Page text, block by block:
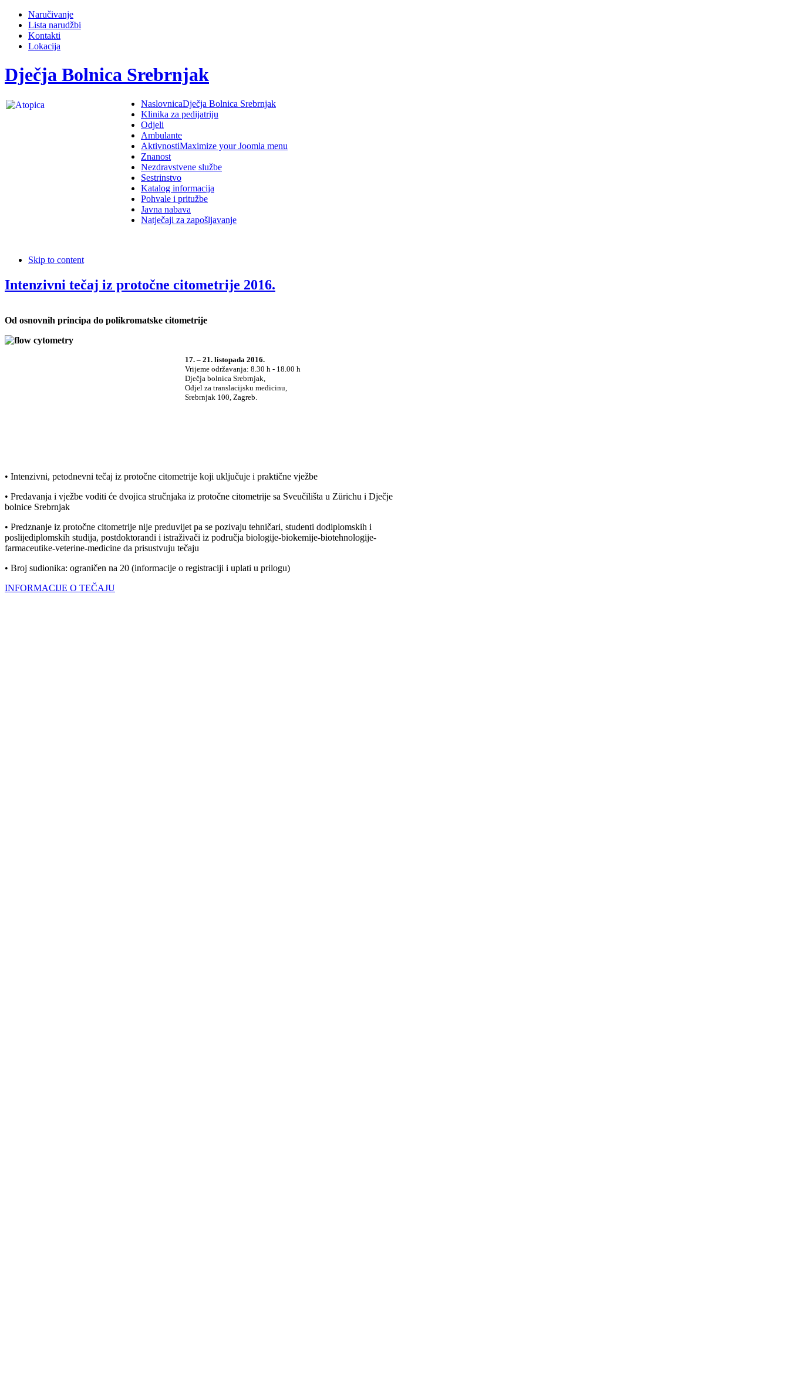
Naručivanje
Lista narudžbi
Kontakti
Lokacija
Dječja Bolnica Srebrnjak
NaslovnicaDječja Bolnica Srebrnjak
Klinika za pedijatriju
Odjeli
Ambulante
AktivnostiMaximize your Joomla menu
Znanost
Nezdravstvene službe
Sestrinstvo
Katalog informacija
Pohvale i pritužbe
Javna nabava
Natječaji za zapošljavanje
Skip to content
Intenzivni tečaj iz protočne citometrije 2016.
Od osnovnih principa do polikromatske citometrije
17. – 21. listopada 2016.
Vrijeme održavanja: 8.30 h - 18.00 h
Dječja bolnica Srebrnjak,
Odjel za translacijsku medicinu,
Srebrnjak 100, Zagreb.
• Intenzivni, petodnevni tečaj iz protočne citometrije koji uključuje i praktične vježbe
• Predavanja i vježbe voditi će dvojica stručnjaka iz protočne citometrije sa Sveučilišta u Zürichu i Dječje
bolnice Srebrnjak
• Predznanje iz protočne citometrije nije preduvijet pa se pozivaju tehničari, studenti dodiplomskih i
poslijediplomskih studija, postdoktorandi i istraživači iz područja biologije-biokemije-biotehnologije-
farmaceutike-veterine-medicine da prisustvuju tečaju
• Broj sudionika: ograničen na 20 (informacije o registraciji i uplati u prilogu)
INFORMACIJE O TEČAJU